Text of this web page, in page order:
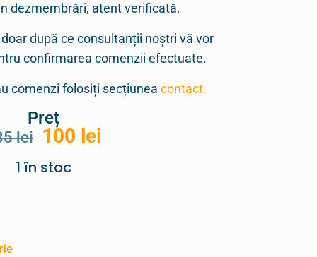
dezmembrări, atent verificată.
după ce consultanții noștri vă vor
confirmarea comenzii efectuate.
comenzi folosiți secțiunea contact.
Preț
lei 100 lei
1 în stoc